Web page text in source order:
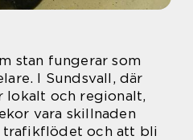
stan fungerar som
I Sundsvall, där
lokalt och regionalt,
vara skillnaden
trafikflödet och att bli